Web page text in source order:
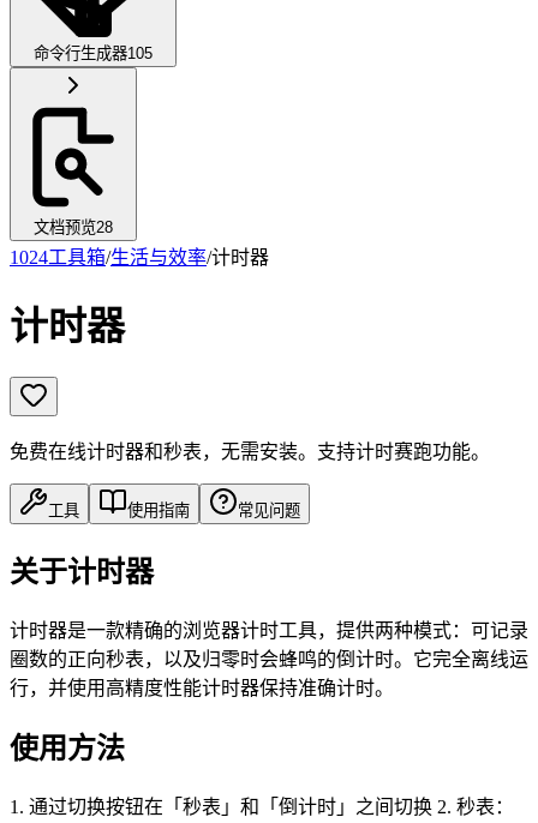
命令行生成器105
文档预览28
1024工具箱/生活与效率/计时器
计时器
免费在线计时器和秒表，无需安装。支持计时赛跑功能。
工具 使用指南 常见问题
关于计时器
计时器是一款精确的浏览器计时工具，提供两种模式：可记录
圈数的正向秒表，以及归零时会蜂鸣的倒计时。它完全离线运
行，并使用高精度性能计时器保持准确计时。
使用方法
1. 通过切换按钮在「秒表」和「倒计时」之间切换 2. 秒表：